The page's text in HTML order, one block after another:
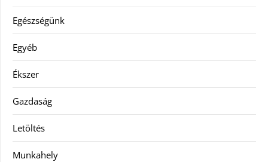
Egészségünk
Egyéb
Ékszer
Gazdaság
Letöltés
Munkahely